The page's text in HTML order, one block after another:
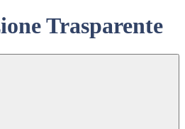
Trasparente